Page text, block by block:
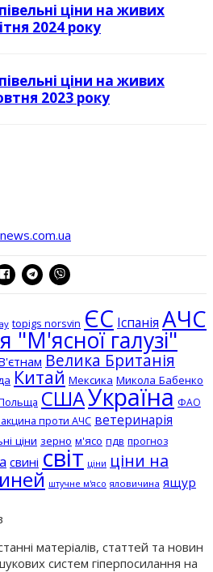
ціни на живих
2024 року
ціни на живих
2023 року
topigs norsvin ЄС Іспанія АЧС
"М'ясної галузі"
Велика Британія
Китай Мексика Микола Бабенко
СШАУкраїна ФАО
проти АЧС ветеринарія
ціни зерно м'ясо пдв прогноз
свині світ ціни ціни на
штучне м'ясо яловичина ящур
матеріалів, статтей та новин
систем гіперпосилання на